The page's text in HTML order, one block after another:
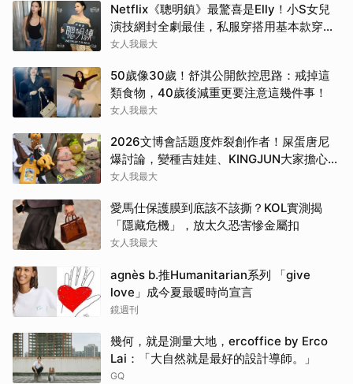
Netflix《聰明鎮》最驚喜是Elly！小S女兒
演技網封全劇最佳，私服穿搭用基本款穿出
高級感
女人我最大
50歲像30歲！舒淇公開飲控思路：戒掉這
類食物，40歲後減重更要注意這幾件事！
女人我最大
2026文博會話題度炸裂創作者！屎蛋唐尼
爆討論，變種吉娃娃、KINGJUN大家擔心買
不到
女人我最大
愛馬仕保護膜到底該不該撕？KOL實測揭
「隱藏危機」，放太久恐害慘金屬扣
女人我最大
agnès b.推Humanitarian系列 「give
love」成今夏最暖時尚宣言
鏡週刊
幾何，就是測量大地，ercoffice by Erco
Lai：「大自然就是最好的設計導師。」
GQ